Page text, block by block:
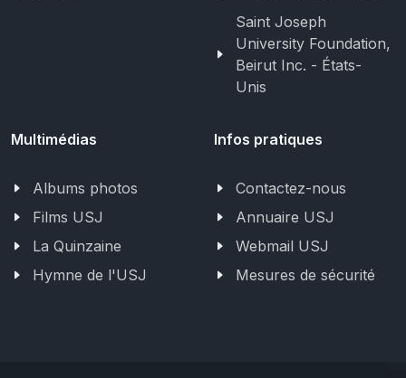
Saint Joseph
University Foundation,
Beirut Inc. - États-
Unis
Multimédias
Albums photos
Films USJ
La Quinzaine
Hymne de l'USJ
Infos pratiques
Contactez-nous
Annuaire USJ
Webmail USJ
Mesures de sécurité